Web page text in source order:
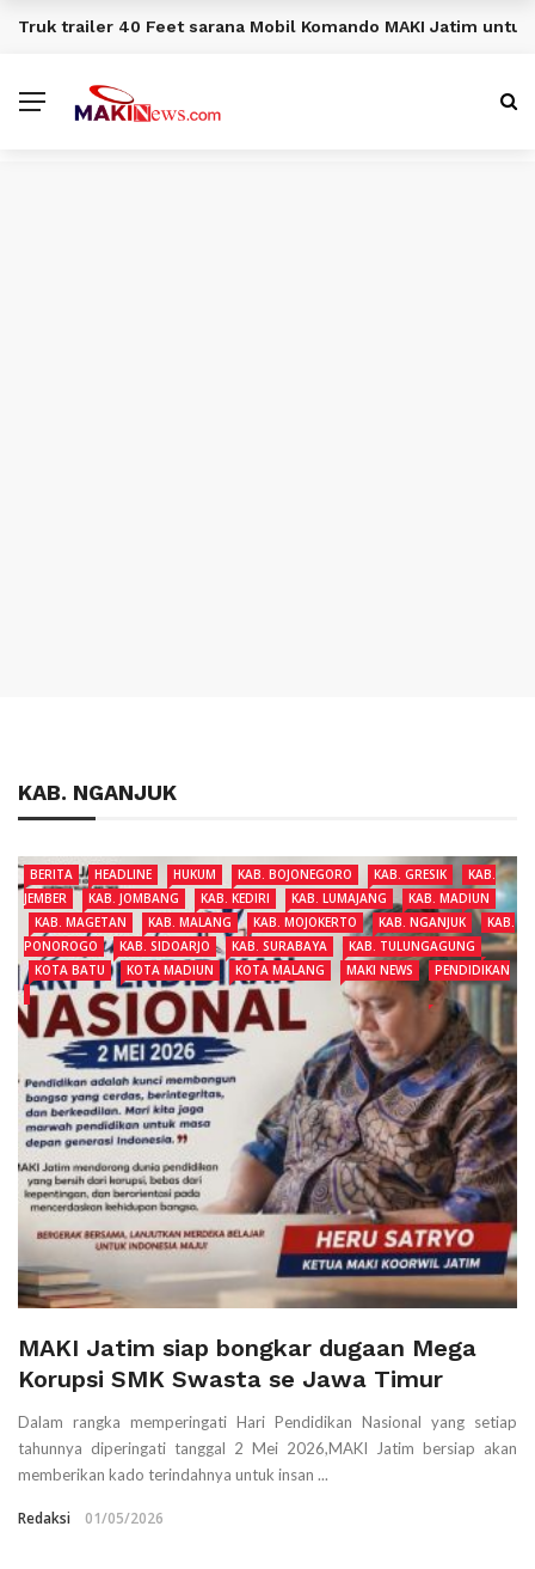
BERITA TERKINI
Truk trailer 40 Feet sarana Mobil Komando MAKI Jatim
KAB. NGANJUK
BERITA HEADLINE HUKUM KAB. BOJONEGORO KAB. GRESIK
KAB.
JEMBER
KAB. JOMBANG KAB. KEDIRI KAB. LUMAJANG
KAB. MADIUN
KAB. MAGETAN
KAB. MALANG KAB. MOJOKERTO KAB. NGANJUK
KAB.
PONOROGO
KAB. SIDOARJO KAB. SURABAYA
KAB. TULUNGAGUNG
KOTA BATU
KOTA MADIUN KOTA MALANG MAKI NEWS PENDIDIKAN
MAKI Jatim siap bongkar dugaan Mega
Korupsi SMK Swasta se Jawa Timur
Dalam rangka memperingati Hari Pendidikan Nasional yang setiap
tahunnya diperingati tanggal 2 Mei 2026,MAKI Jatim bersiap akan
memberikan kado terindahnya untuk insan ...
Redaksi 01/05/2026